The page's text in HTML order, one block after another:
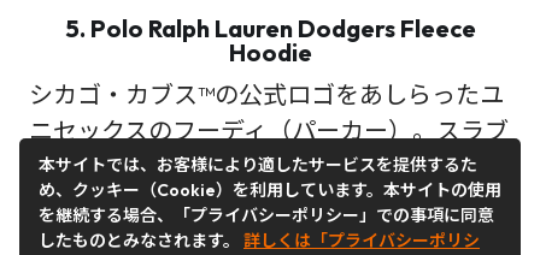
5. Polo Ralph Lauren Dodgers Fleece
Hoodie
シカゴ・カブス™の公式ロゴをあしらったユ
ニセックスのフーディ（パーカー）。スラブ
コットン混紡フリースを使用し、シグネチャ
ーのポニー刺繍と”Ralph Lauren”の文字のア
ップリケが特徴。２色展開
本サイトでは、お客様により適したサービスを提供するた
め、クッキー（Cookie）を利用しています。本サイトの使用
を継続する場合、「プライバシーポリシー」での事項に同意
したものとみなされます。 詳しくは「プライバシーポリシ